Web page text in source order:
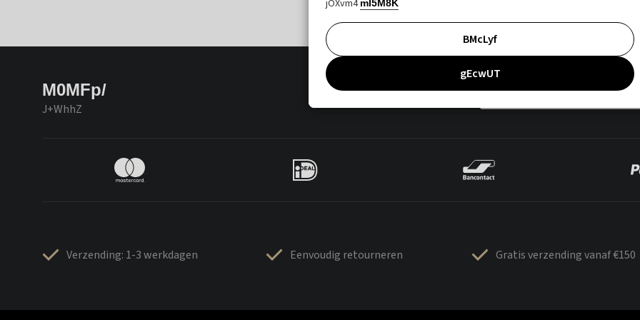
M0MFp/
J+WhhZ
Verzending: 1-3 werkdagen Eenvoudig retourneren Gratis verzending vanaf €150
jOXvm4 mI5M8K
BMcLyf
gEcwUT